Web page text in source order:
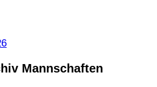
Mannschaften